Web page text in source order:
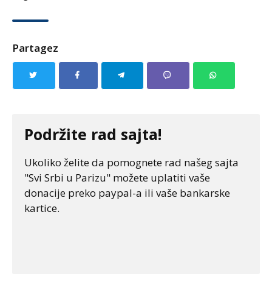
Partagez
Podržite rad sajta!
Ukoliko želite da pomognete rad našeg sajta
"Svi Srbi u Parizu" možete uplatiti vaše
donacije preko paypal-a ili vaše bankarske
kartice.